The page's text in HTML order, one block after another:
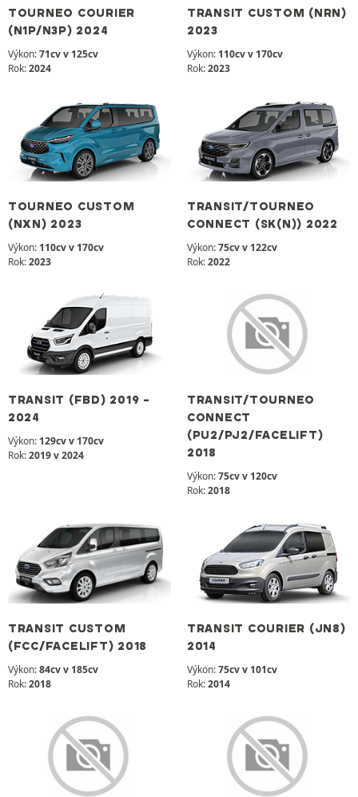
TOURNEO COURIER
(N1P/N3P) 2024
Výkon:71cv v 125cv
Rok:2024
TRANSIT CUSTOM (NRN)
2023
Výkon: 110cv v 170cv
Rok:2023
TOURNEO CUSTOM
(NXN) 2023
Výkon: 110cv v 170cv
Rok:2023
TRANSIT/TOURNEO
CONNECT (SK(N)) 2022
Výkon:75cv v 122cv
Rok:2022
TRANSIT (FBD) 2019 -
2024
Výkon: 129cv v 170cv
Rok:2019 v 2024
TRANSIT/TOURNEO
CONNECT
(PU2/PJ2/FACELIFT)
2018
Výkon:75cv v 120cv
Rok:2018
TRANSIT CUSTOM
(FCC/FACELIFT) 2018
Výkon:84cv v 185cv
Rok:2018
TRANSIT COURIER (JN8)
2014
Výkon:75cv v 101cv
Rok:2014